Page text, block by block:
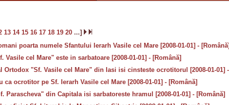
13 14 15 16 17 18 19 20 ...]
poarta numele Sfantului Ierarh Vasile cel Mare [2008-01-01] - [Română]
Vasile cel Mare" este in sarbatoare [2008-01-01] - [Română]
Ortodox "Sf. Vasile cel Mare" din Iasi isi cinsteste ocrotitorul [2008-01-01]
ocrotitor pe Sf. Ierarh Vasile cel Mare [2008-01-01] - [Română]
Parascheva" din Capitala isi sarbatoreste hramul [2008-01-01] - [Română]